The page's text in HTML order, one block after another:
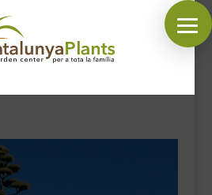
SÍGUENOS EN: